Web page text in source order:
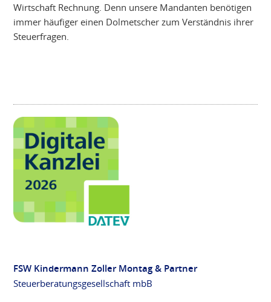
Wirtschaft Rechnung. Denn unsere Mandanten benötigen
immer häufiger einen Dolmetscher zum Verständnis ihrer
Steuerfragen.
FSW Kindermann Zoller Montag & Partner
Steuerberatungsgesellschaft mbB